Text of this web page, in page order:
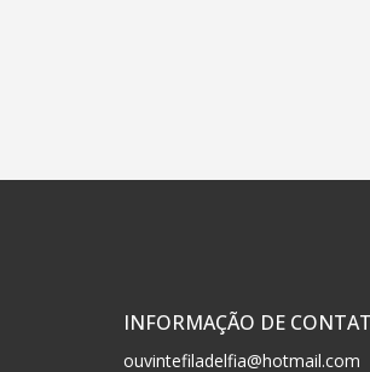
INFORMAÇÃO DE
ouvintefiladelfia@hotmail.com